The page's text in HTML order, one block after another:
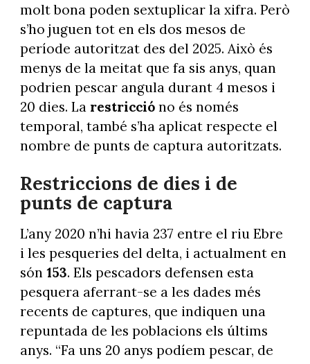
molt bona poden sextuplicar la xifra. Però
s’ho juguen tot en els dos mesos de
període autoritzat des del 2025. Això és
menys de la meitat que fa sis anys, quan
podrien pescar angula durant 4 mesos i
20 dies. La restriccióno és només
temporal, també s’ha aplicat respecte el
nombre de punts de captura autoritzats.
Restriccions de dies i de
punts de captura
L’any 2020 n’hi havia 237 entre el riu Ebre
i les pesqueries del delta, i actualment en
són 153. Els pescadors defensen esta
pesquera aferrant-se a les dades més
recents de captures, que indiquen una
repuntada de les poblacions els últims
anys. “Fa uns 20 anys podíem pescar, de